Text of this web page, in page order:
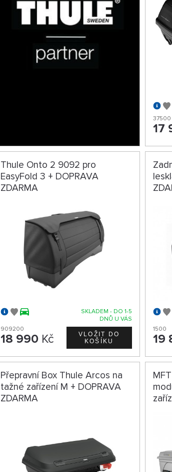
37500
17
Thule Onto 2 9092 pro
EasyFold 3 + DOPRAVA
ZDARMA
SKLADEM - DO 1-5
DNŮ U VÁS
909200
18 990 Kč
1500
19
Přepravní Box Thule Arcos na
tažné zařízení M + DOPRAVA
ZDARMA